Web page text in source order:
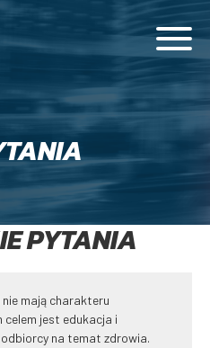
PYTANIA
mają charakteru
celem jest edukacja i
na temat zdrowia.